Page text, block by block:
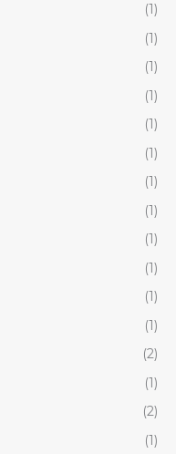
(1)
(1)
(1)
(1)
(1)
(1)
(1)
(1)
(1)
(1)
(1)
(1)
(2)
(1)
(2)
(1)